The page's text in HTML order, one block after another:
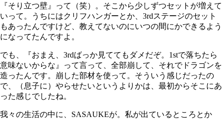
『そり立つ壁』って（笑）。そこから少しずつセットが増えて
いって。うちにはクリフハンガーとか、3rdステージのセット
もあったんですけど、教えてないのにいつの間にかできるよう
になってたんですよ。
でも、『おまえ、3rdばっか見ててもダメだぞ。1stで落ちたら
意味ないからな』って言って、全部崩して、それでドラゴンを
造ったんです。崩した部材を使って。そういう感じだったの
で、（息子に）やらせたいというよりかは、最初からそこにあ
った感じでしたね。
我々の生活の中に、SASAUKEが。私が出ているところとか